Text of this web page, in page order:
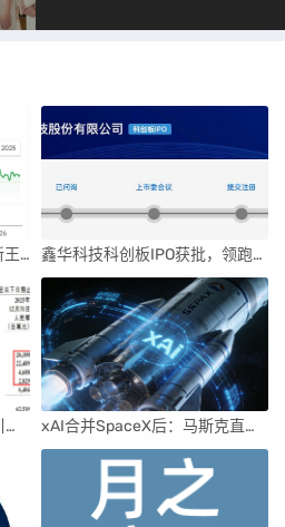
英伟达后浪涌动：AI时代的新王者与隐忧 鑫华科技科创板IPO获批，领跑国内半导体材料市场
携程财报亮眼，但其高毛利引发行业争议 xAI合并SpaceX后：马斯克直接介入，团队压力激增